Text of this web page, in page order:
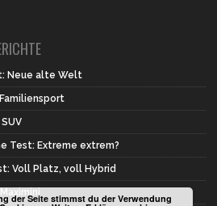
Neue alte Welt
Test: Extreme extrem?
Voll Platz, voll Hybrid
der Seite stimmst du der Verwendung